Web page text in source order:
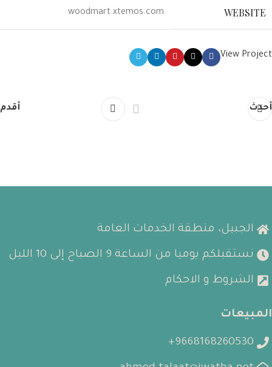
WEBSITE
woodmart.xtemos.com
View Project
أحدث أقدم
الجبيل، منطقة الخدمات العامة
نستقبلكم يوميا من الساعة 9 الصباح إلى 10 الليل
الشروط و الاحكام
المبيعات
9668168260530+